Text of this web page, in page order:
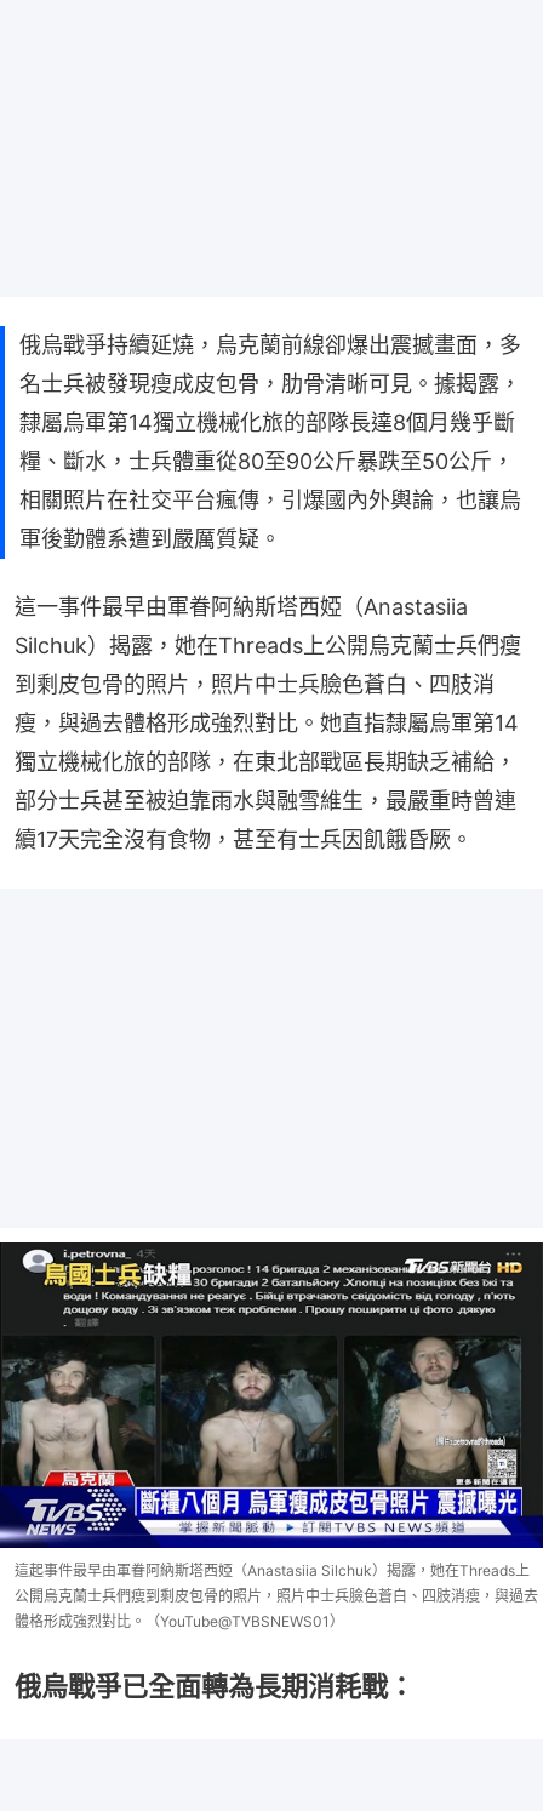
俄烏戰爭持續延燒，烏克蘭前線卻爆出震撼畫面，多
名士兵被發現瘦成皮包骨，肋骨清晰可見。據揭露，
隸屬烏軍第14獨立機械化旅的部隊長達8個月幾乎斷
糧、斷水，士兵體重從80至90公斤暴跌至50公斤，
相關照片在社交平台瘋傳，引爆國內外輿論，也讓烏
軍後勤體系遭到嚴厲質疑。
這一事件最早由軍眷阿納斯塔西婭（Anastasiia
Silchuk）揭露，她在Threads上公開烏克蘭士兵們瘦
到剩皮包骨的照片，照片中士兵臉色蒼白、四肢消
瘦，與過去體格形成強烈對比。她直指隸屬烏軍第14
獨立機械化旅的部隊，在東北部戰區長期缺乏補給，
部分士兵甚至被迫靠雨水與融雪維生，最嚴重時曾連
續17天完全沒有食物，甚至有士兵因飢餓昏厥。
這起事件最早由軍眷阿納斯塔西婭（Anastasiia Silchuk）揭露，她在Threads上
公開烏克蘭士兵們瘦到剩皮包骨的照片，照片中士兵臉色蒼白、四肢消瘦，與過去
體格形成強烈對比。（YouTube@TVBSNEWS01）
俄烏戰爭已全面轉為長期消耗戰：